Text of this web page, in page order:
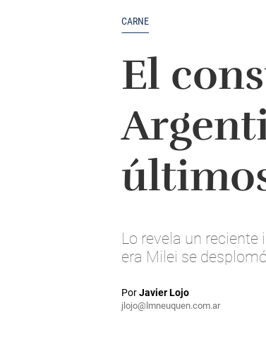
CARNE
El
Lo revela un
era Milei se
PorJavier Lojo
jlojo@lmneuquen.com.ar